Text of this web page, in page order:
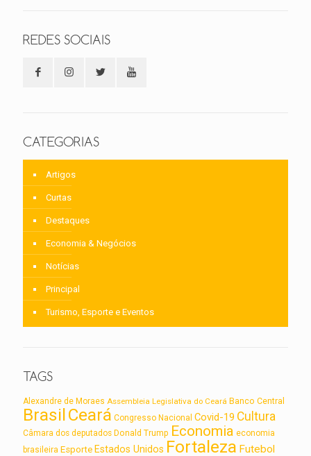
REDES SOCIAIS
CATEGORIAS
Artigos
Curtas
Destaques
Economia & Negócios
Notícias
Principal
Turismo, Esporte e Eventos
TAGS
Alexandre de Moraes Assembleia Legislativa do Ceará Banco Central
BrasilCeará Congresso Nacional Covid-19 Cultura
Câmara dos deputados Donald Trump Economia economia
brasileira Esporte Estados Unidos Fortaleza Futebol